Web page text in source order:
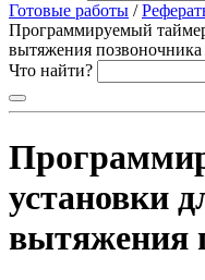
Готовые работы /
Программируемый
вытяжения позвоночника
Что найти?
установки
вытяжения